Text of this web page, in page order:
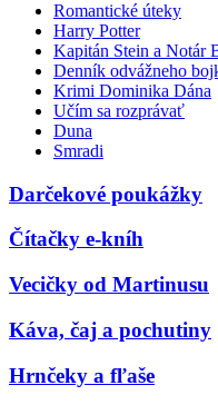
Romantické úteky
Harry Potter
Kapitán Stein a Notár
Denník odvážneho
Krimi Dominika Dána
Učím sa rozprávať
Duna
Smradi
Darčekové poukážky
Čítačky e-kníh
Vecičky od Martinusu
Káva, čaj a pochutiny
Hrnčeky a fľaše